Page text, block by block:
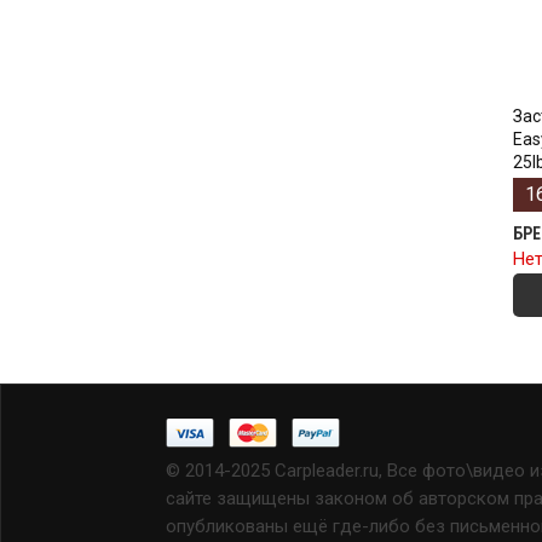
© 2014-2025 Carpleader.ru, Все фото\видео
сайте защищены законом об авторском
опубликованы ещё где-либо без